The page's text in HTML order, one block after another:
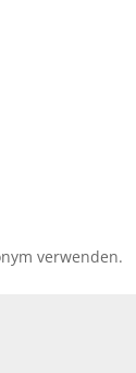
verwenden.